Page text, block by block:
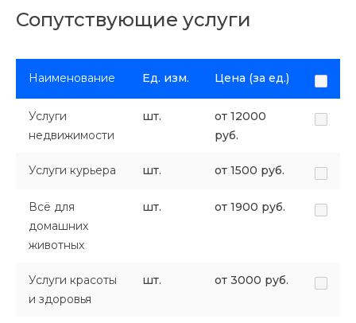
Сопутствующие услуги
Наименование Ед. изм. Цена (за ед.)
Услуги
недвижимости
шт.
от 12000
руб.
Услуги курьера шт. от 1500 руб.
Всё для
домашних
животных
шт. от 1900 руб.
Услуги красоты
и здоровья
шт. от 3000 руб.